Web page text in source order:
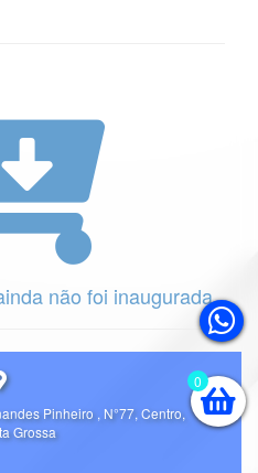
não foi inaugurada.
Pinheiro , N°77, Centro,
Grossa
0